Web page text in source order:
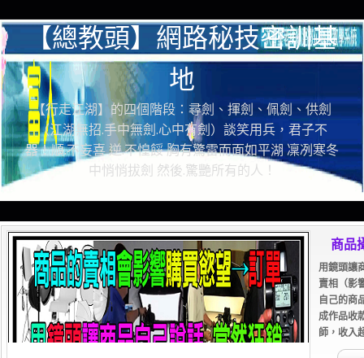
【總教頭】網路秘技密訓基
地
【行走江湖】的四個階段：尋劍、揮劍、佩劍、供劍
（江湖無招.手中無劍.心中有劍）談笑用兵，君子不
器！順.不妄喜 逆.不惶餒 胸有驚雷而面如平湖 凜冽寒冬
中悄悄拔劍 然後.驚艷所有的人！